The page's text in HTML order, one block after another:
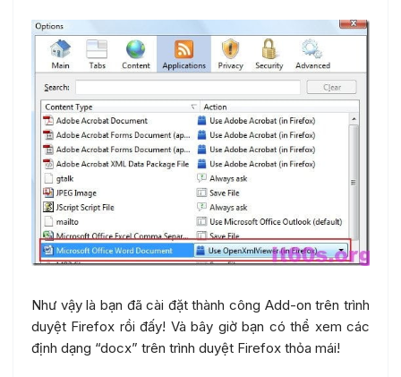
Như vậy là bạn đã cài đặt thành công Add-on trên trình
duyệt Firefox rồi đấy! Và bây giờ bạn có thể xem các
định dạng “docx” trên trình duyệt Firefox thỏa mái!